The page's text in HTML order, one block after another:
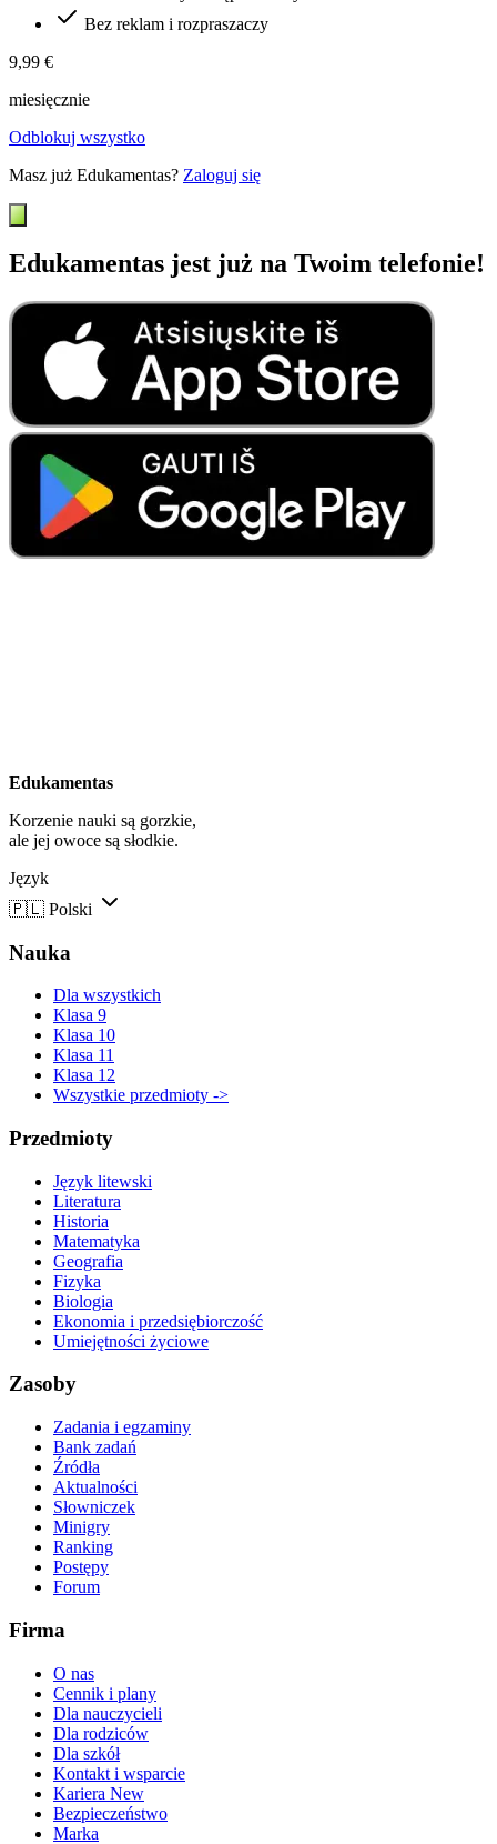
Bez reklam i rozpraszaczy
9,99 €
miesięcznie
Odblokuj wszystko
Masz już Edukamentas? Zaloguj się
Edukamentas jest już na Twoim telefonie!
Edukamentas
Korzenie nauki są gorzkie,
ale jej owoce są słodkie.
Język
🇵🇱 Polski
Nauka
Dla wszystkich
Klasa 9
Klasa 10
Klasa 11
Klasa 12
Wszystkie przedmioty ->
Przedmioty
Język litewski
Literatura
Historia
Matematyka
Geografia
Fizyka
Biologia
Ekonomia i przedsiębiorczość
Umiejętności życiowe
Zasoby
Zadania i egzaminy
Bank zadań
Źródła
Aktualności
Słowniczek
Minigry
Ranking
Postępy
Forum
Firma
O nas
Cennik i plany
Dla nauczycieli
Dla rodziców
Dla szkół
Kontakt i wsparcie
Kariera New
Bezpieczeństwo
Marka